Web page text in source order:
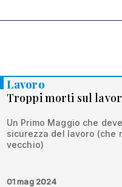
Lavoro
Troppi morti sul
Un Primo Maggio che
sicurezza del lavoro (che
vecchio)
01 mag 2024